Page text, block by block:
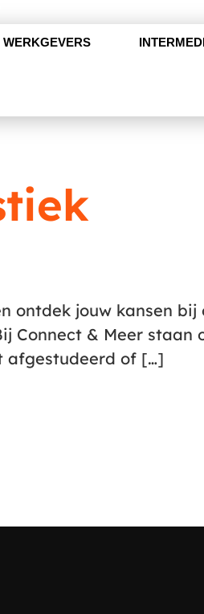
WERKGEVERS
ontdek jouw kansen bij
Connect & Meer staan
afgestudeerd of […]